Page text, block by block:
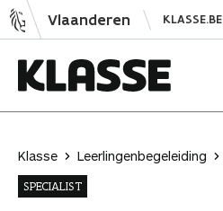
N
a
Vlaanderen KLASSE.BE
a
s
s
Klasse Leerlingenbegeleiding
SPECIALIST